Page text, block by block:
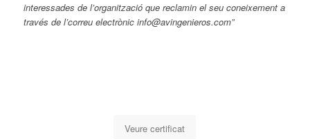
interessades de l’organització que reclamin el seu coneixement a
través de l’correu electrònic info@avingenieros.com”
Veure certificat